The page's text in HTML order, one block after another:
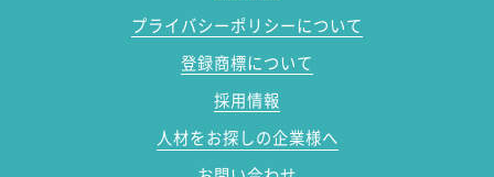
プライバシーポリシーについて
登録商標について
採用情報
人材をお探しの企業様へ